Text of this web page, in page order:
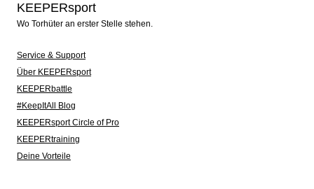
KEEPERsport
Wo Torhüter an erster Stelle stehen.
Service & Support
Über KEEPERsport
KEEPERbattle
#KeepItAll Blog
KEEPERsport Circle of Pro
KEEPERtraining
Deine Vorteile